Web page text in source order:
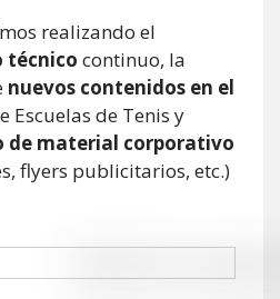
realizando el
técnico continuo, la
nuevos contenidos en el
Escuelas de Tenis y
de material corporativo
flyers publicitarios, etc.)